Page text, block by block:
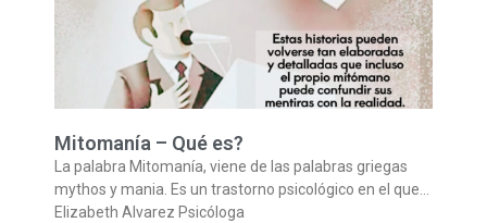
Mitomanía – Qué es?
mythos y mania. Es un trastorno psicológico en el que…
Elizabeth Alvarez Psicóloga